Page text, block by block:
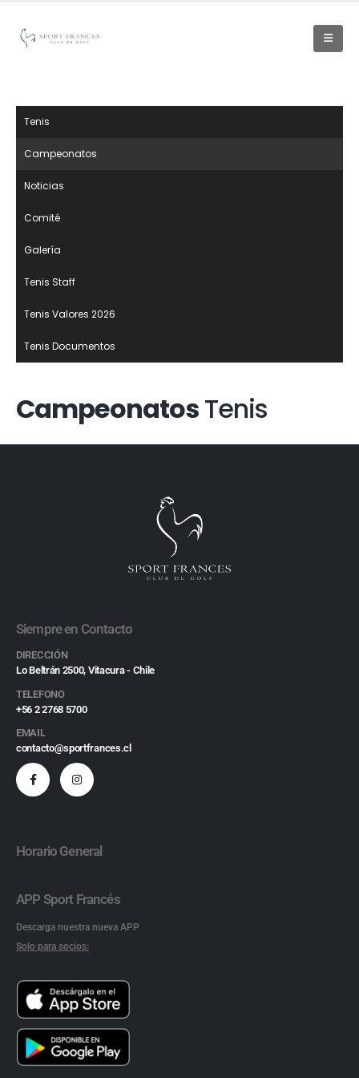
Tenis
Campeonatos
Noticias
Comité
Galería
Tenis Staff
Tenis Valores 2026
Tenis Documentos
CampeonatosTenis
Siempre en Contacto
DIRECCIÓN
Lo Beltrán 2500, Vitacura - Chile
TELEFONO
+56 2 2768 5700
EMAIL
contacto@sportfrances.cl
Horario General
APP Sport Francés
Descarga nuestra nueva APP
Solo para socios: